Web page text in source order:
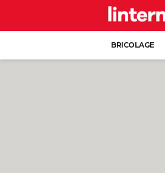
BRICOLAGE